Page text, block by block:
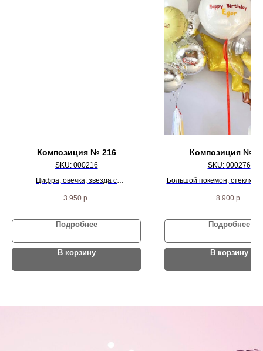
Композиция № 216
SKU: 000216
Цифра, овечка, звезда с
шариков
3 950 р.
Подробнее
В корзину
Композиция №
SKU: 000276
Большой покемон,
шарикрв
8 900 р.
Подробнее
В корзину